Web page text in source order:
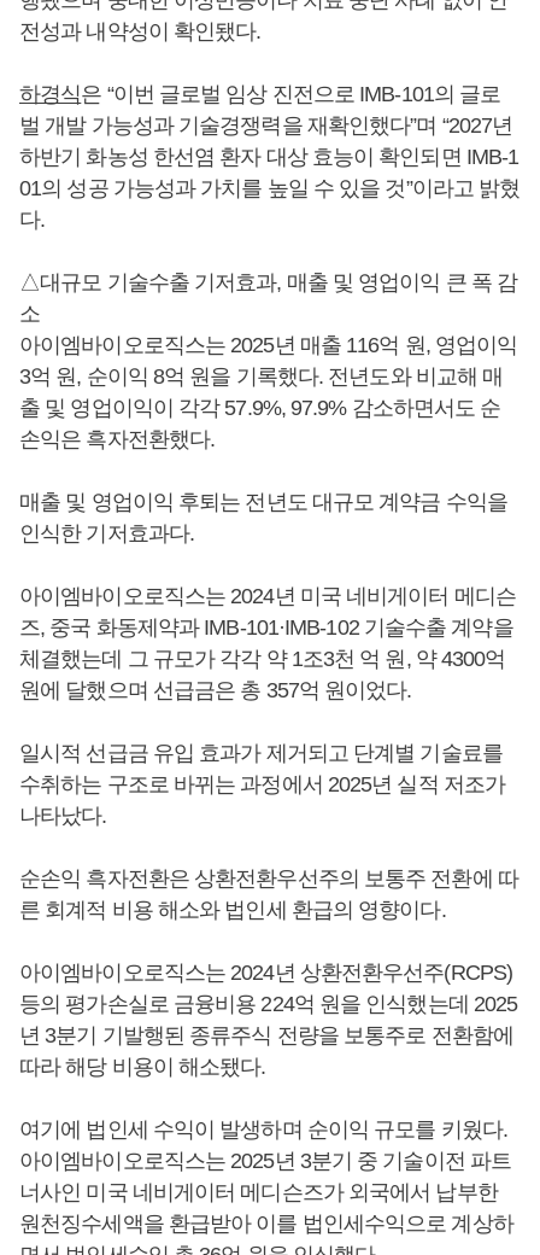
전성과 내약성이 확인됐다.
하경식은 “이번 글로벌 임상 진전으로 IMB-101의 글로
벌 개발 가능성과 기술경쟁력을 재확인했다”며 “2027년
하반기 화농성 한선염 환자 대상 효능이 확인되면 IMB-1
01의 성공 가능성과 가치를 높일 수 있을 것”이라고 밝혔
다.
△대규모 기술수출 기저효과, 매출 및 영업이익 큰 폭 감
소
아이엠바이오로직스는 2025년 매출 116억 원, 영업이익
3억 원, 순이익 8억 원을 기록했다. 전년도와 비교해 매
출 및 영업이익이 각각 57.9%, 97.9% 감소하면서도 순
손익은 흑자전환했다.
매출 및 영업이익 후퇴는 전년도 대규모 계약금 수익을
인식한 기저효과다.
아이엠바이오로직스는 2024년 미국 네비게이터 메디슨
즈, 중국 화동제약과 IMB-101·IMB-102 기술수출 계약을
체결했는데 그 규모가 각각 약 1조3천 억 원, 약 4300억
원에 달했으며 선급금은 총 357억 원이었다.
일시적 선급금 유입 효과가 제거되고 단계별 기술료를
수취하는 구조로 바뀌는 과정에서 2025년 실적 저조가
나타났다.
순손익 흑자전환은 상환전환우선주의 보통주 전환에 따
른 회계적 비용 해소와 법인세 환급의 영향이다.
아이엠바이오로직스는 2024년 상환전환우선주(RCPS)
등의 평가손실로 금융비용 224억 원을 인식했는데 2025
년 3분기 기발행된 종류주식 전량을 보통주로 전환함에
따라 해당 비용이 해소됐다.
여기에 법인세 수익이 발생하며 순이익 규모를 키웠다.
아이엠바이오로직스는 2025년 3분기 중 기술이전 파트
너사인 미국 네비게이터 메디슨즈가 외국에서 납부한
원천징수세액을 환급받아 이를 법인세수익으로 계상하